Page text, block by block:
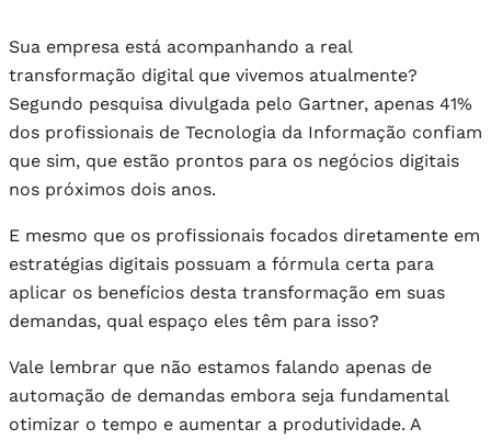
Sua empresa está acompanhando a real
transformação digital que vivemos atualmente?
Segundo pesquisa divulgada pelo Gartner, apenas 41%
dos profissionais de Tecnologia da Informação confiam
que sim, que estão prontos para os negócios digitais
nos próximos dois anos.
E mesmo que os profissionais focados diretamente em
estratégias digitais possuam a fórmula certa para
aplicar os benefícios desta transformação em suas
demandas, qual espaço eles têm para isso?
Vale lembrar que não estamos falando apenas de
automação de demandas embora seja fundamental
otimizar o tempo e aumentar a produtividade. A